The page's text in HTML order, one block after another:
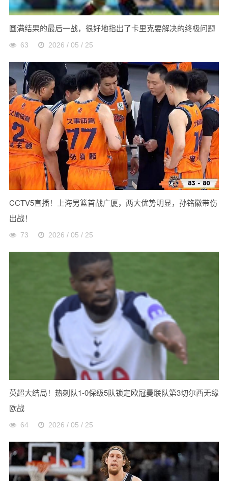
圆满结果的最后一战，很好地指出了卡里克要解决的终极问题
63 2026 / 05 / 25
CCTV5直播！上海男篮首战广厦，两大优势明显，孙铭徽带伤
出战！
73 2026 / 05 / 25
英超大结局！热刺队1-0保级5队锁定欧冠曼联队第3切尔西无缘
欧战
64 2026 / 05 / 25